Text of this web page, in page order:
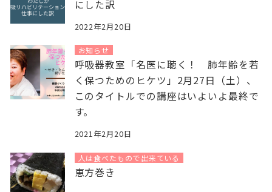
にした訳
2022年2月20日
お知らせ
呼吸器教室「名医に聴く！ 肺年齢を若
く保つためのヒケツ」2月27日（土）、
このタイトルでの講座はいよいよ最終で
す。
2021年2月20日
人は食べたもので出来ている
恵方巻き